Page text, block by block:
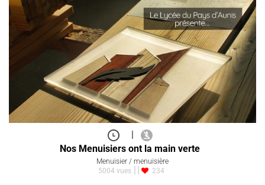
Nos Menuisiers ont la main verte
Menuisier / menuisière
5004 vues
234